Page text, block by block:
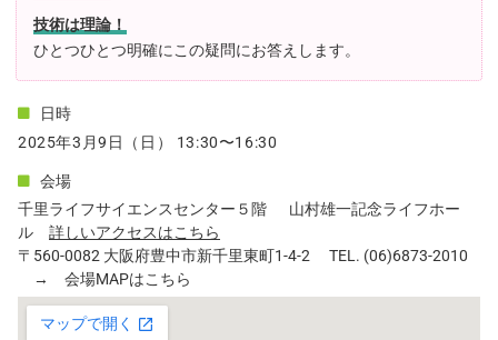
技術は理論！
ひとつひとつ明確にこの疑問にお答えします。
日時
2025年3月9日（日） 13:30〜16:30
会場
千里ライフサイエンスセンター５階 山村雄一記念ライフホー
ル 詳しいアクセスはこちら
〒560-0082 大阪府豊中市新千里東町1-4-2 TEL. (06)6873-2010
→ 会場MAPはこちら